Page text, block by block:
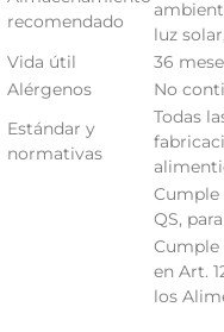
recomendado
luz
Vida útil
36
Alérgenos
No
Estándar y
normativas
Todas
Cumple
QS,
Cumple
en Art.
los